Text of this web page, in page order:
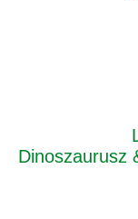
Dinoszaurusz